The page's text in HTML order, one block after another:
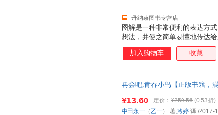
图解是一种非常便利的表达方
想法，并使之简单易懂地传达
使用图形来帮助分析的话，就
够给我们展现出视觉效果的东
及企划书，可以使对方对于你
己的思路发展下去。
丹纳赫图书专营店
加入购物车 收藏
再会吧,青春小鸟【正版书籍，
¥13.60 定价： ¥259.56 (0.53折)
中田永一 （乙一） 著,冷婷 译 /2017-